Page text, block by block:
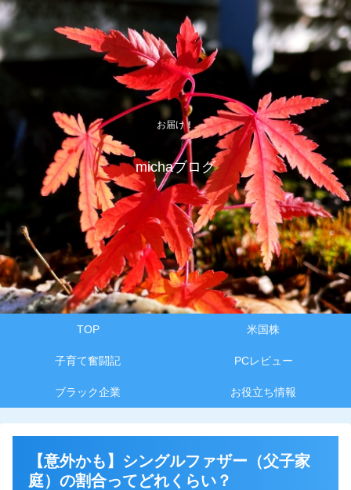
お届け！
michaブログ
TOP 米国株
子育て奮闘記 PCレビュー
ブラック企業 お役立ち情報
【意外かも】シングルファザー（父子家
庭）の割合ってどれくらい？